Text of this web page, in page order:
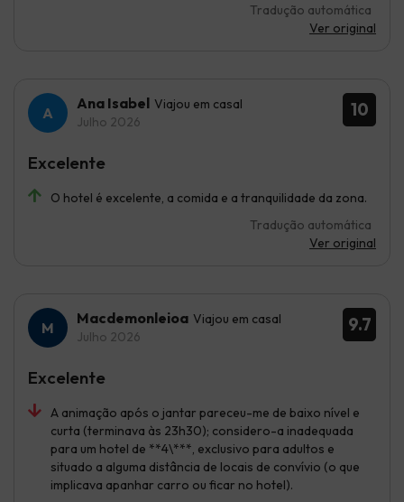
Tradução automática
Ver original
10
Ana Isabel Viajou em casal
Julho 2026
O hotel é excelente, a comida e a tranquilidade da zona.
Tradução automática
Ver original
Excelente
9.7
Macdemonleioa Viajou em casal
Julho 2026
A animação após o jantar pareceu-me de baixo nível e
curta (terminava às 23h30); considero-a inadequada
para um hotel de **4\***, exclusivo para adultos e
situado a alguma distância de locais de convívio (o que
implicava apanhar carro ou ficar no hotel).
Excelente